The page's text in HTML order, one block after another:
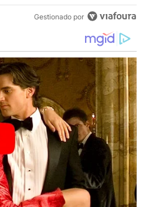
Gestionado por